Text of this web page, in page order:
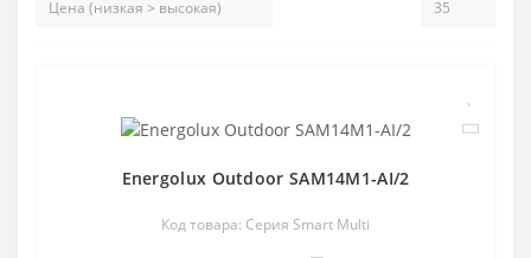
Energolux Outdoor SAM14M1-AI/2
Код товара: Серия Smart Multi